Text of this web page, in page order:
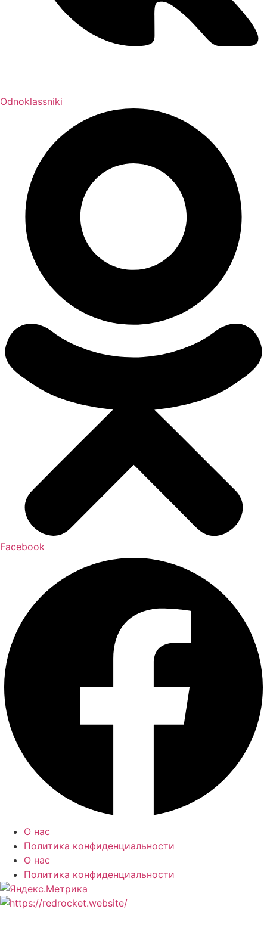
Odnoklassniki
Facebook
О нас
Политика конфиденциальности
О нас
Политика конфиденциальности